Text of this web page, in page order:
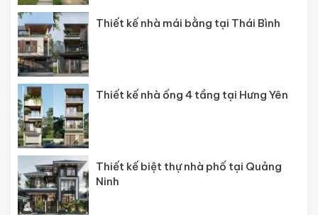
Thiết kế nhà mái bằng tại Thái Bình
Thiết kế nhà ống 4 tầng tại Hưng Yên
Thiết kế biệt thự nhà phố tại Quảng
Ninh